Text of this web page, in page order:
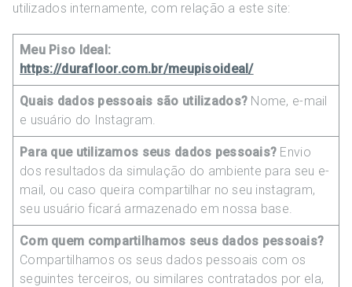
utilizados internamente, com relação a este site:
Meu Piso Ideal:
https://durafloor.com.br/meupisoideal/
Quais dados pessoais são utilizados? Nome, e-mail
e usuário do Instagram.
Para que utilizamos seus dados pessoais? Envio
dos resultados da simulação do ambiente para seu e-
mail, ou caso queira compartilhar no seu instagram,
seu usuário ficará armazenado em nossa base.
Com quem compartilhamos seus dados pessoais?
Compartilhamos os seus dados pessoais com os
seguintes terceiros, ou similares contratados por ela,